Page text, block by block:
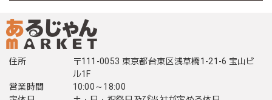
住所
〒111-0053 東京都台東区浅草橋1-21-6 宝山ビ
ル1F
営業時間
10:00～18:00